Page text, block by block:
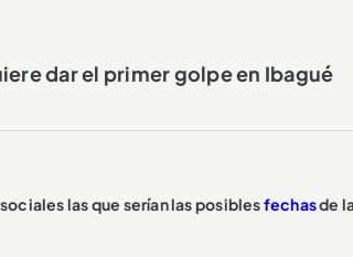
dar el primer golpe en Ibagué
las que serían las posiblesfechasde